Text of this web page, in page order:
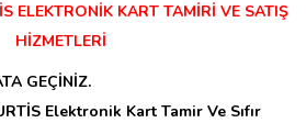
ELEKTRONİK KART TAMİRİ VE SATIŞ
HİZMETLERİ
GEÇİNİZ.
Elektronik Kart Tamir Ve Sıfır